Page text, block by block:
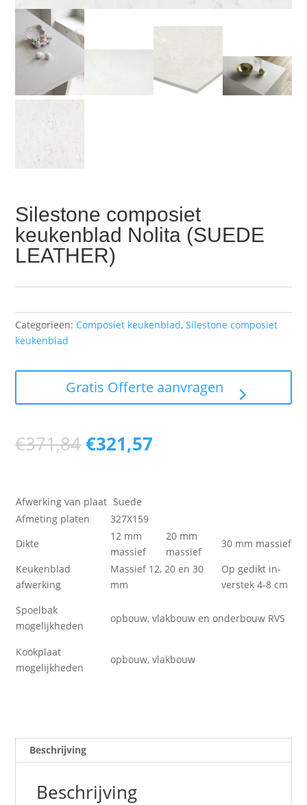
Silestone composiet
keukenblad Nolita (SUEDE
LEATHER)
Categorieën: Composiet keukenblad,Silestone composiet
keukenblad
Gratis Offerte aanvragen
€371,84Oorspronkelijke
prijs
€321,57
Afwerking van plaat Suede
Afmeting platen
327X159
Dikte
12 mm
massief
20 mm
massief
30 mm massief
Keukenblad
afwerking
Massief 12, 20 en 30
mm
Op gedikt in-
verstek 4-8 cm
Spoelbak
mogelijkheden
opbouw, vlakbouw en onderbouw RVS
Kookplaat
mogelijkheden
opbouw, vlakbouw
Beschrijving
Beschrijving